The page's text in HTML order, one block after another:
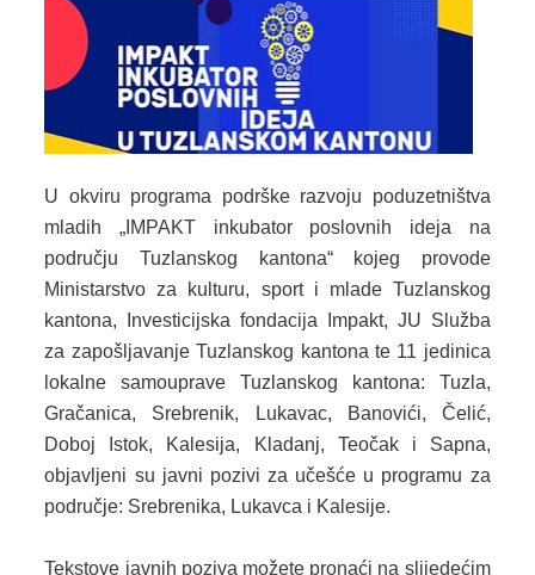
U okviru programa podrške razvoju poduzetništva
mladih „IMPAKT inkubator poslovnih ideja na
području Tuzlanskog kantona“ kojeg provode
Ministarstvo za kulturu, sport i mlade Tuzlanskog
kantona, Investicijska fondacija Impakt, JU Služba
za zapošljavanje Tuzlanskog kantona te 11 jedinica
lokalne samouprave Tuzlanskog kantona: Tuzla,
Gračanica, Srebrenik, Lukavac, Banovići, Čelić,
Doboj Istok, Kalesija, Kladanj, Teočak i Sapna,
objavljeni su javni pozivi za učešće u programu za
područje: Srebrenika, Lukavca i Kalesije.
Tekstove javnih poziva možete pronaći na slijedećim
INFORMACIJE
SPORTSKI SAVEZI
DOKUMENTI
OSTALO
INFORMACIJE
VIJEĆA MLADIH NA PODRUČJU TK
DOKUMENTI
OSTALO